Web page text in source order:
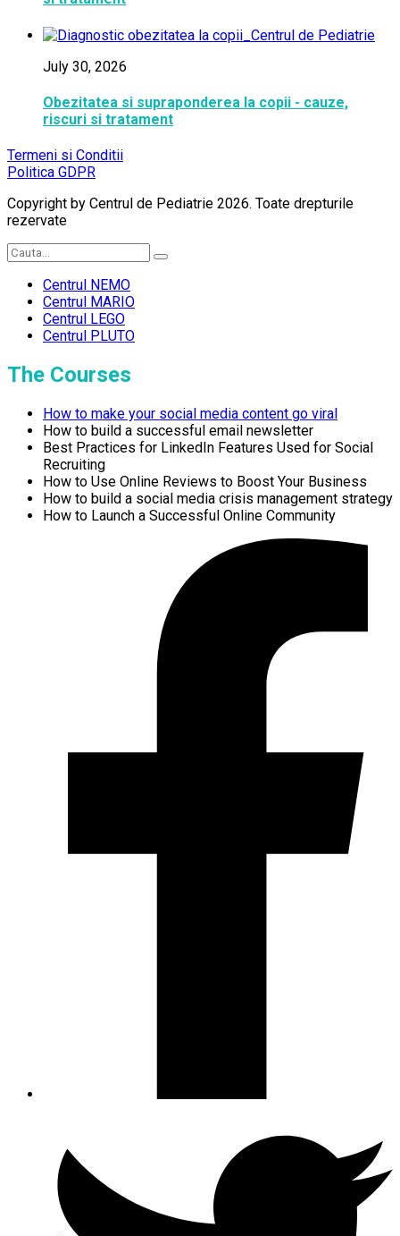
July 30, 2026
Obezitatea si supraponderea la copii - cauze,
riscuri si tratament
Termeni si Conditii
Politica GDPR
Copyright by Centrul de Pediatrie 2026. Toate drepturile
rezervate
Centrul NEMO
Centrul MARIO
Centrul LEGO
Centrul PLUTO
The Courses
How to make your social media content go viral
How to build a successful email newsletter
Best Practices for LinkedIn Features Used for Social
Recruiting
How to Use Online Reviews to Boost Your Business
How to build a social media crisis management strategy
How to Launch a Successful Online Community